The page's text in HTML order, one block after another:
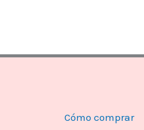
Cómo comprar